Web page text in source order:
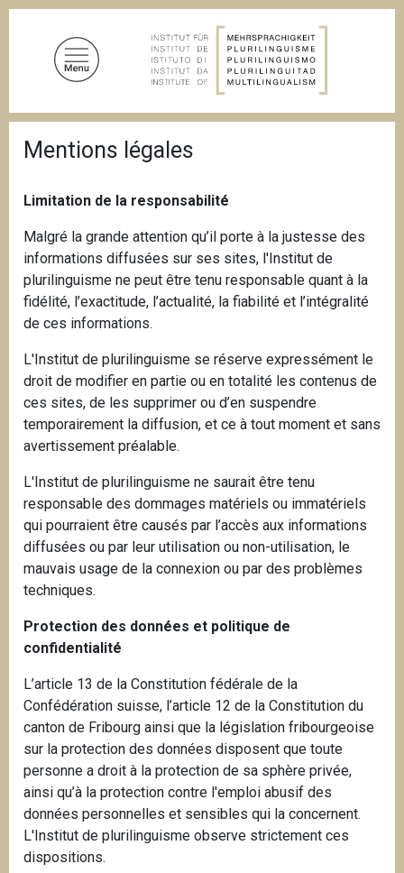
i
l
'
A
i
a
n
Mentions légales
Limitation de la responsabilité
Malgré la grande attention qu’il porte à la justesse des
informations diffusées sur ses sites, l'Institut de
plurilinguisme ne peut être tenu responsable quant à la
fidélité, l’exactitude, l’actualité, la fiabilité et l’intégralité
de ces informations.
L'Institut de plurilinguisme se réserve expressément le
droit de modifier en partie ou en totalité les contenus de
ces sites, de les supprimer ou d’en suspendre
temporairement la diffusion, et ce à tout moment et sans
avertissement préalable.
L'Institut de plurilinguisme ne saurait être tenu
responsable des dommages matériels ou immatériels
qui pourraient être causés par l’accès aux informations
diffusées ou par leur utilisation ou non-utilisation, le
mauvais usage de la connexion ou par des problèmes
techniques.
Protection des données et politique de
confidentialité
L’article 13 de la Constitution fédérale de la
Confédération suisse, l’article 12 de la Constitution du
canton de Fribourg ainsi que la législation fribourgeoise
sur la protection des données disposent que toute
personne a droit à la protection de sa sphère privée,
ainsi qu’à la protection contre l'emploi abusif des
données personnelles et sensibles qui la concernent.
L'Institut de plurilinguisme observe strictement ces
dispositions.